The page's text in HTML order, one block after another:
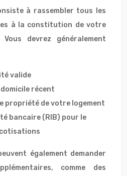
à rassembler tous les
à la constitution de votre
devrez généralement
valide
récent
propriété de votre logement
bancaire (RIB) pour le
également demander
comme des